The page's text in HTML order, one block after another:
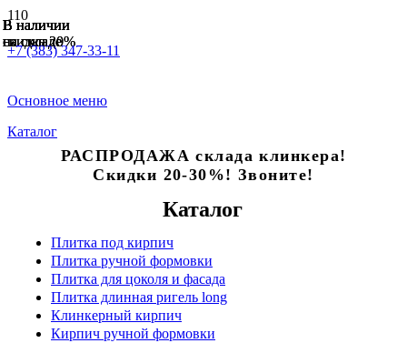
+7 (383) 347-33-11
Основное меню
Каталог
РАСПРОДАЖА склада клинкера!
Скидки 20-30%! Звоните!
Каталог
Плитка под кирпич
Плитка ручной формовки
Плитка для цоколя и фасада
Плитка длинная ригель long
Клинкерный кирпич
Кирпич ручной формовки
В наличии
скидка 20%
В наличии
скидка 20%
В наличии
на складе
В наличии
на складе
В наличии
на складе
В наличии
на складе